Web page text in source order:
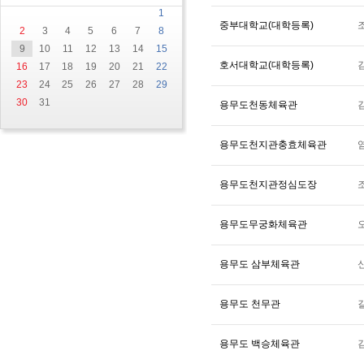
1
2
3 4 5 6 7
8
9
10 11 12 13 14
15
16
17 18 19 20 21
22
23
24 25 26 27 28
29
30
31
중부대학교(대학등록)
호서대학교(대학등록)
용무도천동체육관
용무도천지관충효체육관
용무도천지관정심도장
용무도무궁화체육관
용무도 삼부체육관
용무도 천무관
용무도 백승체육관